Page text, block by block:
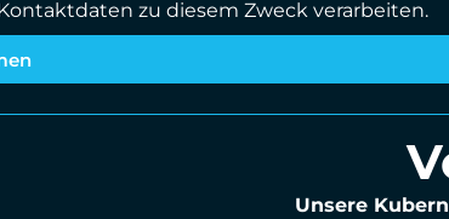
zu diesem Zweck verarbeiten.
Unsere